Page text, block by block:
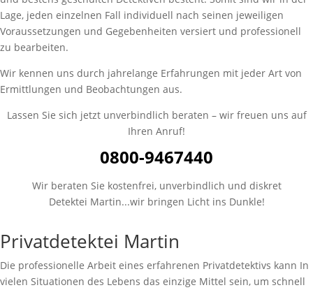
Lage, jeden einzelnen Fall individuell nach seinen jeweiligen
Voraussetzungen und Gegebenheiten versiert und professionell
zu bearbeiten.
Wir kennen uns durch jahrelange Erfahrungen mit jeder Art von
Ermittlungen und Beobachtungen aus.
Lassen Sie sich jetzt unverbindlich beraten – wir freuen uns auf
Ihren Anruf!
0800-9467440
Wir beraten Sie kostenfrei, unverbindlich und diskret
Detektei Martin...wir bringen Licht ins Dunkle!
Privatdetektei Martin
Die professionelle Arbeit eines erfahrenen Privatdetektivs kann In
vielen Situationen des Lebens das einzige Mittel sein, um schnell